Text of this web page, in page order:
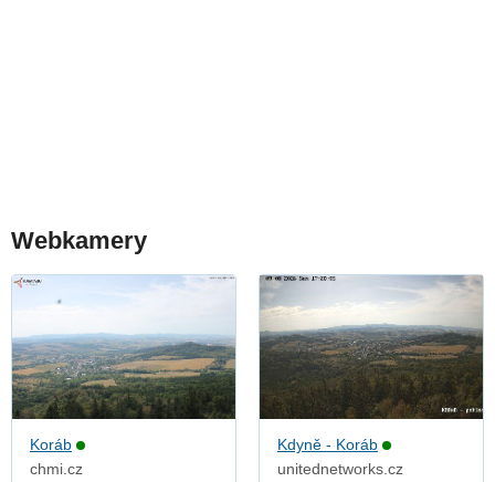
Webkamery
Koráb
chmi.cz
Kdyně - Koráb
unitednetworks.cz